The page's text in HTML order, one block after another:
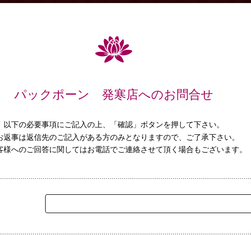
パックポーン 発寒店へのお問合せ
以下の必要事項にご記入の上、「確認」ボタンを押して下さい。
事は返信先のご記入がある方のみとなりますので、ご了承下さい。
へのご回答に関してはお電話でご連絡させて頂く場合もございます。